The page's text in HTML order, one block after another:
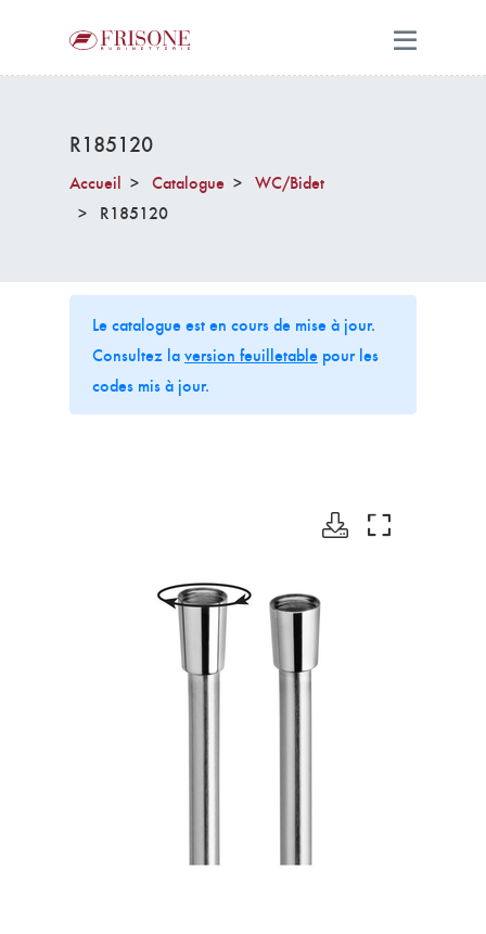
R185120
Accueil Catalogue
WC/Bidet
R185120
Le catalogue est en cours de mise à jour.
Consultez laversion feuilletable pour les
codes mis à jour.